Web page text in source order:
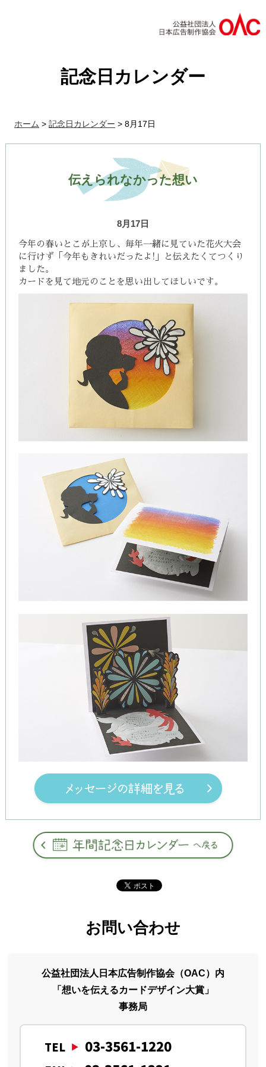
記念日カレンダー
ホーム > 記念日カレンダー > 8月17日
伝えられなかった想い
8月17日
今年の春いとこが上京し、毎年一緒に見ていた花火大会
に行けず 「今年もきれいだったよ!」と伝えたくてつくり
ました。
カードを見て地元のことを思い出してほしいです。
お問い合わせ
公益社団法人日本広告制作協会（OAC）内
「想いを伝えるカードデザイン大賞」
事務局
TEL 03-3561-1220